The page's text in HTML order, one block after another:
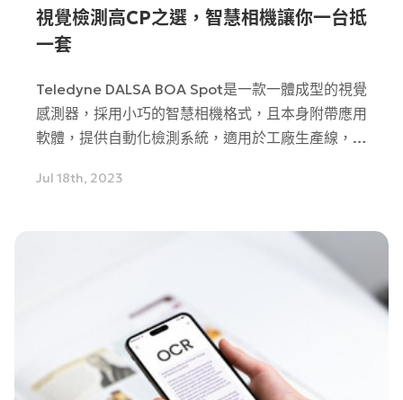
視覺檢測高CP之選，智慧相機讓你一台抵
一套
Teledyne DALSA BOA Spot是一款一體成型的視覺
感測器，採用小巧的智慧相機格式，且本身附帶應用
軟體，提供自動化檢測系統，適用於工廠生產線，透
上的瑕疵品，提高生產良率的同時也提升質量。
Jul 18th, 2023